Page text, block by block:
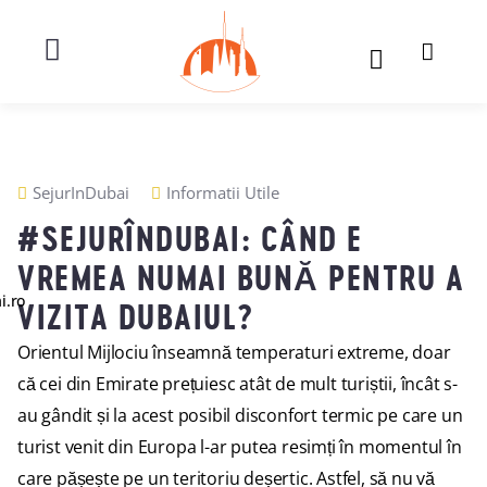
SejurInDubai Informatii Utile
#SEJURÎNDUBAI: CÂND E
VREMEA NUMAI BUNĂ PENTRU A
VIZITA DUBAIUL?
Orientul Mijlociu înseamnă temperaturi extreme, doar
că cei din Emirate prețuiesc atât de mult turiștii, încât s-
au gândit și la acest posibil disconfort termic pe care un
turist venit din Europa l-ar putea resimți în momentul în
care pășește pe un teritoriu deșertic. Astfel, să nu vă